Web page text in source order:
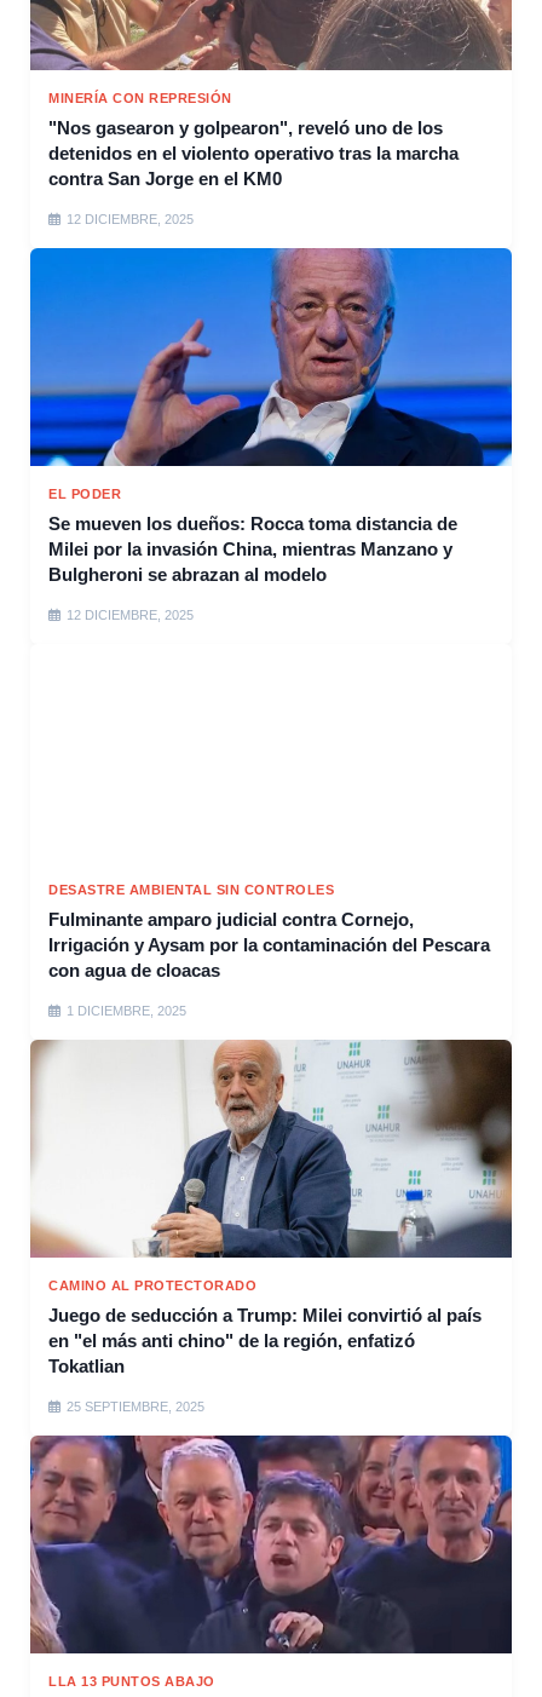
MINERÍA CON REPRESIÓN
"Nos gasearon y golpearon", reveló uno de los
detenidos en el violento operativo tras la marcha
contra San Jorge en el KM0
12 DICIEMBRE, 2025
EL PODER
Se mueven los dueños: Rocca toma distancia de
Milei por la invasión China, mientras Manzano y
Bulgheroni se abrazan al modelo
12 DICIEMBRE, 2025
DESASTRE AMBIENTAL SIN CONTROLES
Fulminante amparo judicial contra Cornejo,
Irrigación y Aysam por la contaminación del Pescara
con agua de cloacas
1 DICIEMBRE, 2025
CAMINO AL PROTECTORADO
Juego de seducción a Trump: Milei convirtió al país
en "el más anti chino" de la región, enfatizó
Tokatlian
25 SEPTIEMBRE, 2025
LLA 13 PUNTOS ABAJO